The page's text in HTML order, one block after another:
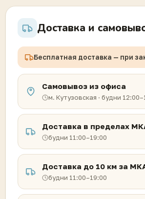
Доставка и
Бесплатная доставка — при
Самовывоз из офиса
м. Кутузовская · будни
Доставка в пределах
будни 11:00–19:00
Доставка до 10 км за
будни 11:00–19:00